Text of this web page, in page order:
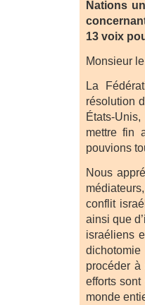
Nations
13 voix
Monsieur
La
résolution
États-
mettre fin
pouvions
Nous
conflit
ainsi que
israéliens
procéder
efforts
monde